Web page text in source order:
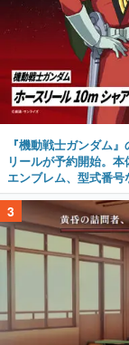
『機動戦士ガンダム
リールが予約開始。
エンブレム、型式番号
3